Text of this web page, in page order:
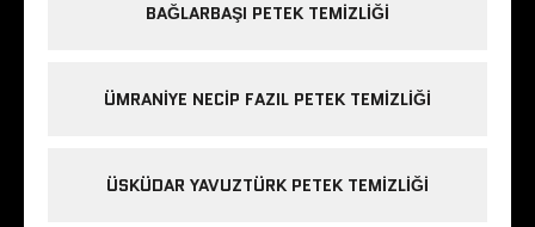
BAĞLARBAŞI PETEK TEMIZLIĞI
ÜMRANIYE NECIP FAZIL PETEK TEMIZLIĞI
ÜSKÜDAR YAVUZTÜRK PETEK TEMIZLIĞI